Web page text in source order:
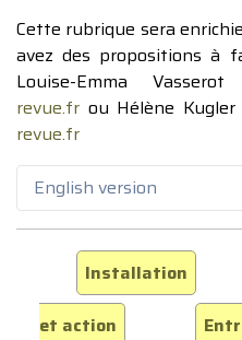
Cette rubrique sera
avez des propositions à
Louise-Emma
revue.fr ou Hélène Kugler
revue.fr
English version
Installation
et action